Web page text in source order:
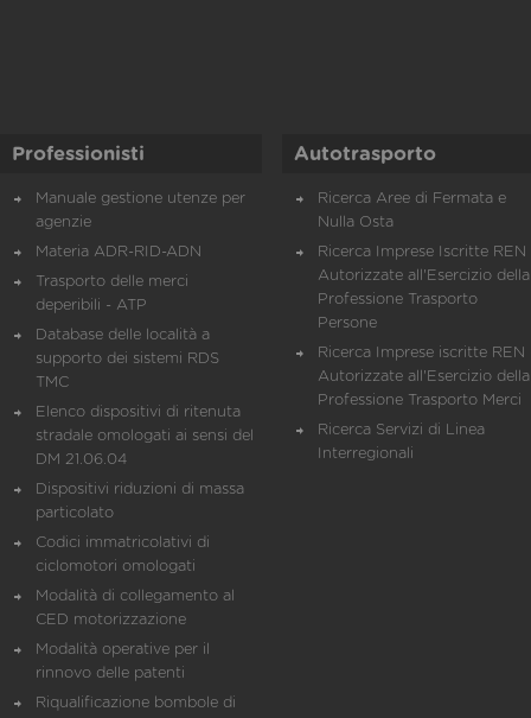
Professionisti
Manuale gestione utenze per
agenzie
Materia ADR-RID-ADN
Trasporto delle merci
deperibili - ATP
Database delle località a
supporto dei sistemi RDS
TMC
Elenco dispositivi di ritenuta
stradale omologati ai sensi del
DM 21.06.04
Dispositivi riduzioni di massa
particolato
Codici immatricolativi di
ciclomotori omologati
Modalità di collegamento al
CED motorizzazione
Modalità operative per il
rinnovo delle patenti
Riqualificazione bombole di
Autotrasporto
Ricerca Aree di Fermata e
Nulla Osta
Ricerca Imprese Iscritte REN
Autorizzate all'Esercizio della
Professione Trasporto
Persone
Ricerca Imprese iscritte REN
Autorizzate all'Esercizio della
Professione Trasporto Merci
Ricerca Servizi di Linea
Interregionali